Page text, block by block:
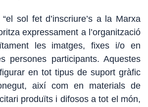
“el sol fet d’inscriure’s a la Marxa
expressament a l’organització
les imatges, fixes i/o en
persones participants. Aquestes
en tot tipus de suport gràfic
així com en materials de
produïts i difosos a tot el món,